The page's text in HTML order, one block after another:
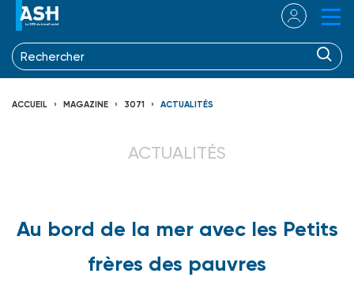
ACCUEIL MAGAZINE 3071 ACTUALITÉS
ACTUALITÉS
Au bord de la mer avec les Petits
frères des pauvres